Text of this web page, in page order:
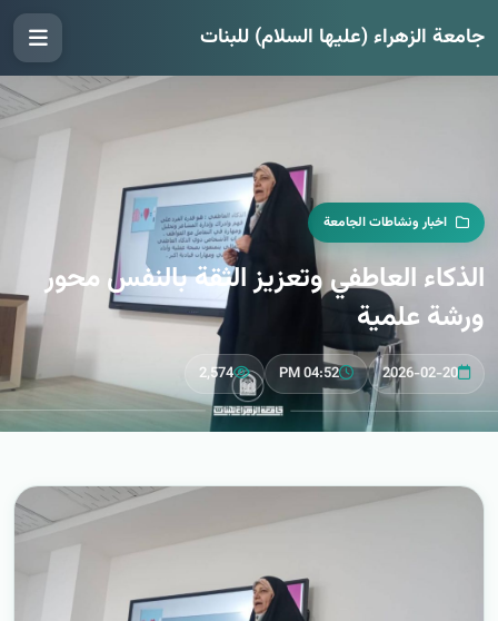
جامعة الزهراء (عليها السلام) للبنات
اخبار ونشاطات الجامعة
الذكاء العاطفي وتعزيز الثقة بالنفس محور
ورشة علمية
2026-02-20
04:52 PM
2,574